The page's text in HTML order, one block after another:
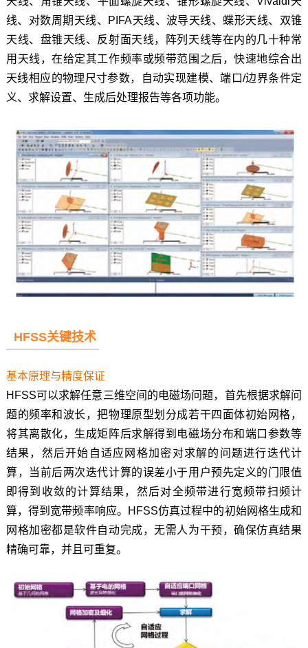
线、对数周期天线、PIFA天线、波导天线、蝶形天线、双锥
天线、盘锥天线、反射面天线，阵列天线等在内的几十种常
用天线，在给定其工作频率或频带范围之后，快速地综合出
天线相应的物理尺寸参数，自动实现建模、端口/边界条件定
义、求解设置、生成后处理报告等各项功能。
HFSS关键技术
基本原理与精度保证
HFSS可以求解任意三维空间的电磁场问题，首先根据求解问
题的频率和波长，把物理原型划分成若干四面体初始网格，
将其离散化，生成矩阵后求解得到电磁场分布和端口参数等
结果，然后开始自适应网格加密对求解的问题进行迭代计
算，当前后两次迭代计算的误差小于用户预先定义的门限值
即得到收敛的计算结果，然后对全频带进行宽频带扫频计
算，得到宽带频率响应。HFSS仿真过程中的初始网格生成和
网格加密都是软件自动完成，无需人为干预，确保仿真结果
精确可靠，并且可重复。